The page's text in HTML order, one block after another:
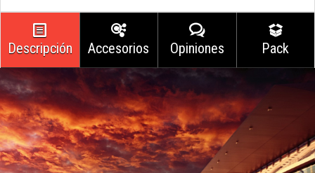
Descripción Accesorios Opiniones Pack